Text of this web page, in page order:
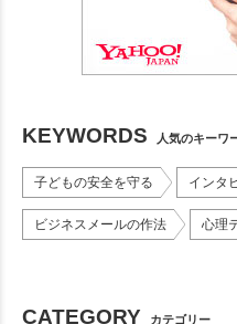
KEYWORDS 人気のキーワ
子どもの安全を守る インタ
ビジネスメールの作法 心理
CATEGORY カテゴリー